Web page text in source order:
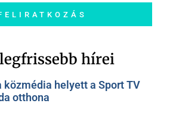
hírei
közmédia helyett a Sport TV
otthona